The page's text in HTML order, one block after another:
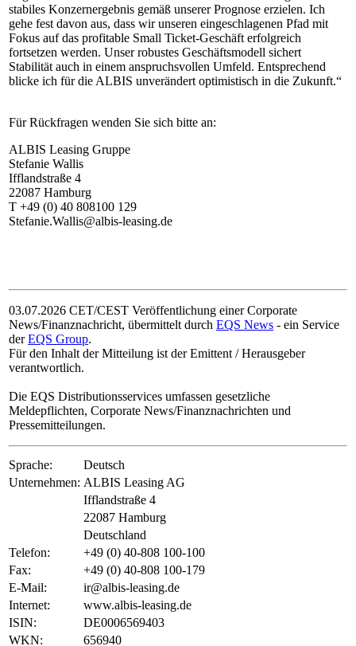
stabiles Konzernergebnis gemäß unserer Prognose erzielen. Ich
gehe fest davon aus, dass wir unseren eingeschlagenen Pfad mit
Fokus auf das profitable Small Ticket-Geschäft erfolgreich
fortsetzen werden. Unser robustes Geschäftsmodell sichert
Stabilität auch in einem anspruchsvollen Umfeld. Entsprechend
blicke ich für die ALBIS unverändert optimistisch in die Zukunft.“
Für Rückfragen wenden Sie sich bitte an:
ALBIS Leasing Gruppe
Stefanie Wallis
Ifflandstraße 4
22087 Hamburg
T +49 (0) 40 808100 129
Stefanie.Wallis@albis-leasing.de
03.07.2026 CET/CEST Veröffentlichung einer Corporate
News/Finanznachricht, übermittelt durch EQS News - ein Service
derEQS Group.
Für den Inhalt der Mitteilung ist der Emittent / Herausgeber
verantwortlich.
Die EQS Distributionsservices umfassen gesetzliche
Meldepflichten, Corporate News/Finanznachrichten und
Pressemitteilungen.
Sprache:
Deutsch
Unternehmen: ALBIS Leasing AG
Ifflandstraße 4
22087 Hamburg
Deutschland
Telefon:
+49 (0) 40-808 100-100
Fax:
+49 (0) 40-808 100-179
E-Mail:
ir@albis-leasing.de
Internet:
www.albis-leasing.de
ISIN:
DE0006569403
WKN:
656940